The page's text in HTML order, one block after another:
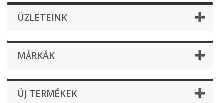
ÜZLETEINK
MÁRKÁK
ÚJ TERMÉKEK